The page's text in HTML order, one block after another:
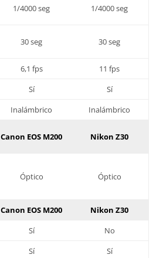
1/4000 seg 1/4000 seg
30 seg 30 seg
6,1 fps
11 fps
Sí
Sí
Inalámbrico
Inalámbrico
Canon EOS M200 Nikon Z30
Óptico Óptico
Canon EOS M200
Nikon Z30
Sí
No
Sí
Sí